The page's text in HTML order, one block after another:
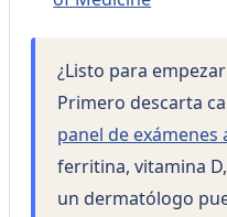
¿Listo para
Primero descarta
panel de exámenes
ferritina, vitamina
un dermatólogo